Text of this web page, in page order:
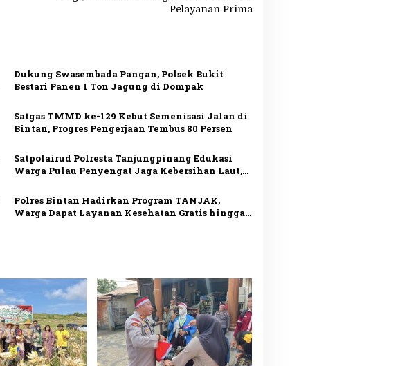
Pelayanan Prima
Dukung Swasembada Pangan, Polsek Bukit
Bestari Panen 1 Ton Jagung di Dompak
Satgas TMMD ke-129 Kebut Semenisasi Jalan di
Bintan, Progres Pengerjaan Tembus 80 Persen
Satpolairud Polresta Tanjungpinang Edukasi
Warga Pulau Penyengat Jaga Kebersihan Laut,
Polres Bintan Hadirkan Program TANJAK,
Warga Dapat Layanan Kesehatan Gratis hingga